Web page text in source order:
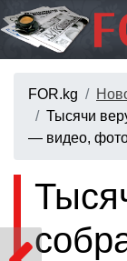
FOR.kg
Тысячи
— видео,